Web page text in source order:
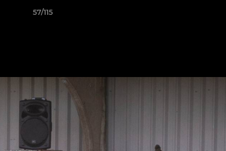
57/115